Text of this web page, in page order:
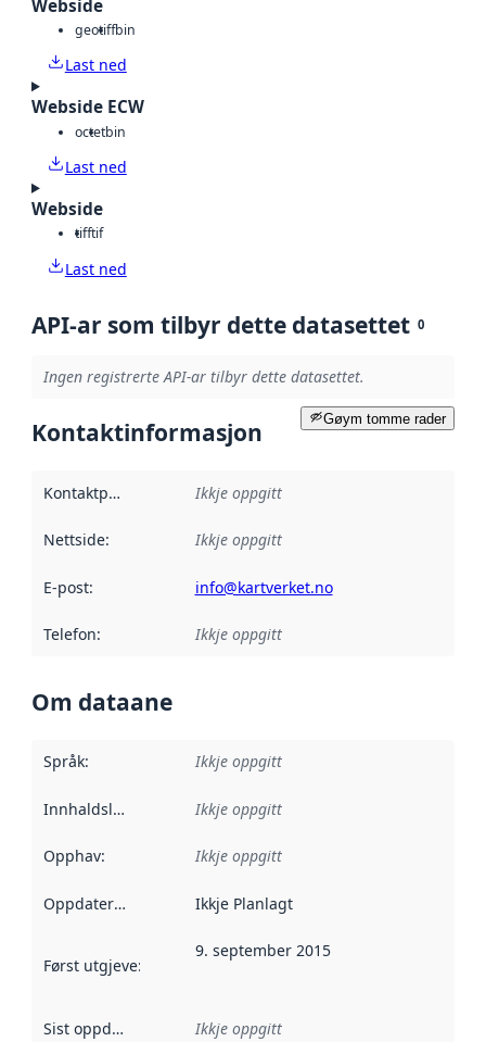
Webside
geotiffbin
Last ned
Webside ECW
octetbin
Last ned
Webside
tifftif
Last ned
API-ar som tilbyr dette datasettet 0
Ingen registrerte API-ar tilbyr dette datasettet.
Gøym tomme rader
Kontaktinformasjon
Kontaktpunkt Ikkje oppgitt
Nettside: Ikkje oppgitt
E-post: info@kartverket.no
Telefon: Ikkje oppgitt
Om dataane
Språk: Ikkje oppgitt
Innhaldsleverandørar :
Ikkje oppgitt
Opphav: Ikkje oppgitt
Oppdateringsfrekvens :
Ikkje Planlagt
Først utgjeve: Denne datoen seier når dataa i dette
9. september 2015
Sist oppdatert Ikkje oppgitt